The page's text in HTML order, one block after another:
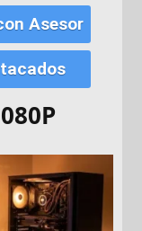
Asesor